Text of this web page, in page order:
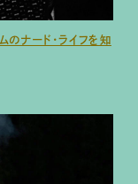
のナード・ライフを知